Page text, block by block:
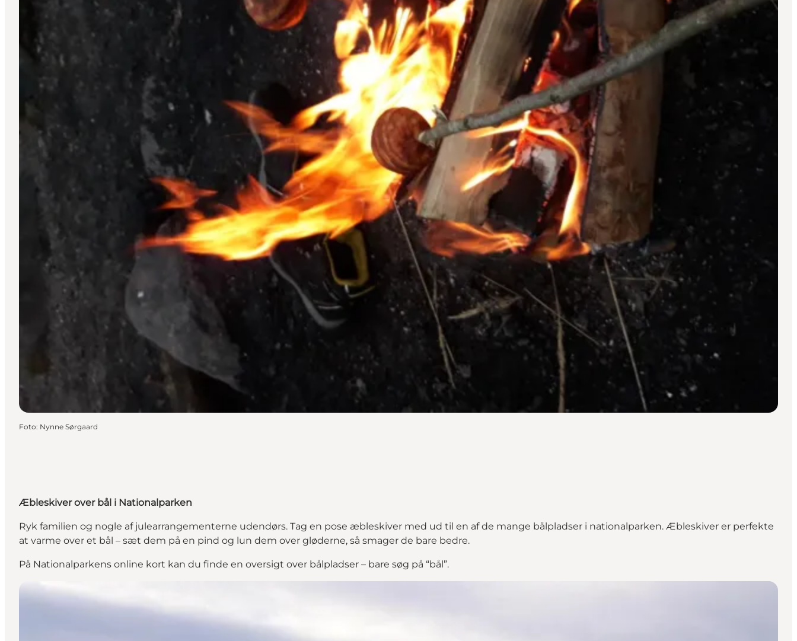
Foto: Nynne Sørgaard
Æbleskiver over bål i Nationalparken
Ryk familien og nogle af julearrangementerne udendørs. Tag en pose æbleskiver med ud til en af de mange bålpladser i nationalparken. Æbleskiver er perfekte
at varme over et bål – sæt dem på en pind og lun dem over gløderne, så smager de bare bedre.
På Nationalparkens online kort kan du finde en oversigt over bålpladser – bare søg på “bål”.